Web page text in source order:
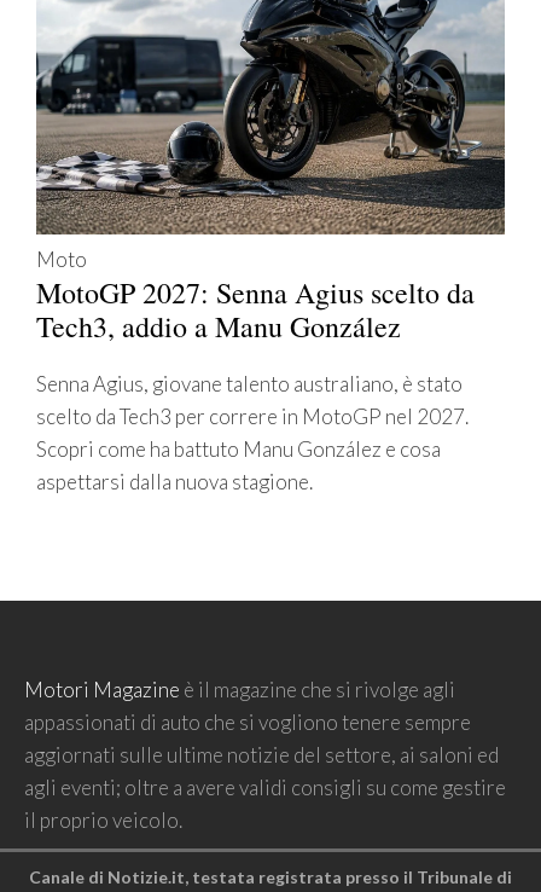
Moto
MotoGP 2027: Senna Agius scelto da
Tech3, addio a Manu González
Senna Agius, giovane talento australiano, è stato
scelto da Tech3 per correre in MotoGP nel 2027.
Scopri come ha battuto Manu González e cosa
aspettarsi dalla nuova stagione.
Motori Magazine è il magazine che si rivolge agli
appassionati di auto che si vogliono tenere sempre
aggiornati sulle ultime notizie del settore, ai saloni ed
agli eventi; oltre a avere validi consigli su come gestire
il proprio veicolo.
Canale di Notizie.it, testata registrata presso il Tribunale di